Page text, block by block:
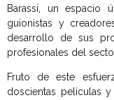
Barassi, un espacio
guionistas y
desarrollo de sus
profesionales del
Fruto de este
doscientas películas